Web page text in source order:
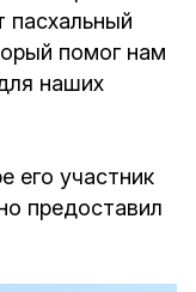
пасхальный
помог нам
наших
его участник
предоставил